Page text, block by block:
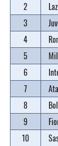
2
3
4
5
6
7
8
9
10